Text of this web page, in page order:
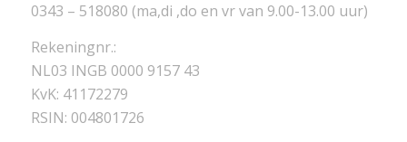
0343 – 518080 (ma,di ,do en vr van 9.00-13.00 uur)
Rekeningnr.:
NL03 INGB 0000 9157 43
KvK: 41172279
RSIN: 004801726